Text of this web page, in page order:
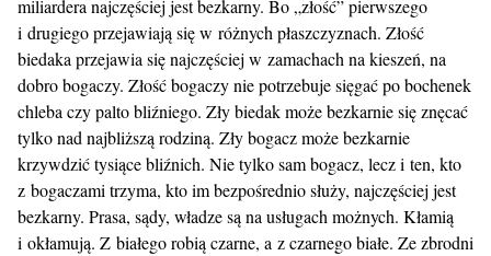
miliardera najczęściej jest bezkarny. Bo „złość” pierwszego
i drugiego przejawiają się w różnych płaszczyznach. Złość
biedaka przejawia się najczęściej w zamachach na kieszeń, na
dobro bogaczy. Złość bogaczy nie potrzebuje sięgać po bochenek
chleba czy palto bliźniego. Zły biedak może bezkarnie się znęcać
tylko nad najbliższą rodziną. Zły bogacz może bezkarnie
krzywdzić tysiące bliźnich. Nie tylko sam bogacz, lecz i ten, kto
z bogaczami trzyma, kto im bezpośrednio służy, najczęściej jest
bezkarny. Prasa, sądy, władze są na usługach możnych. Kłamią
i okłamują. Z białego robią czarne, a z czarnego białe. Ze zbrodni